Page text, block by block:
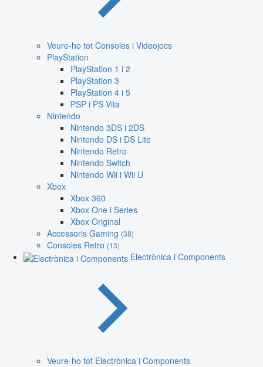
Veure-ho tot Consoles i Videojocs
PlayStation
PlayStation 1 i 2
PlayStation 3
PlayStation 4 i 5
PSP i PS Vita
Nintendo
Nintendo 3DS i 2DS
Nintendo DS i DS Lite
Nintendo Retro
Nintendo Switch
Nintendo Wii i Wii U
Xbox
Xbox 360
Xbox One i Series
Xbox Original
Accessoris Gaming (38)
Consoles Retro (13)
Electrònica i Components
Veure-ho tot Electrònica i Components